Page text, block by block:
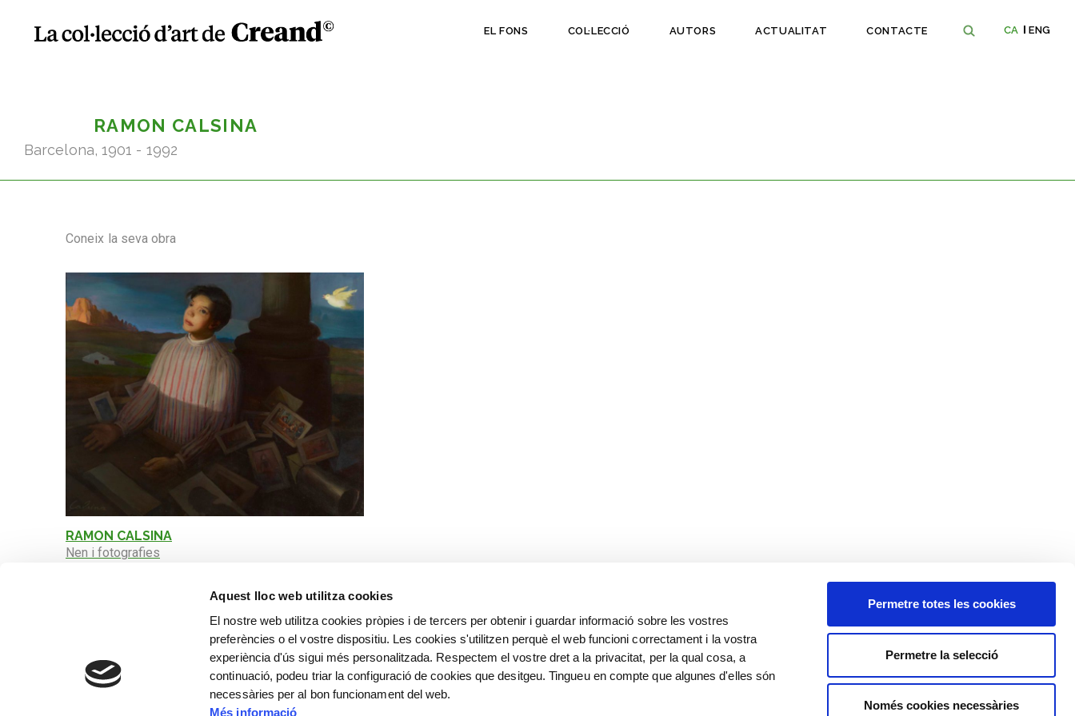
Aquest lloc web utilitza cookies
El nostre web utilitza cookies pròpies i de tercers per obtenir i guardar informació sobre les vostres
preferències o el vostre dispositiu. Les cookies s'utilitzen perquè el web funcioni correctament i la vostra
experiència d'ús sigui més personalitzada. Respectem el vostre dret a la privacitat, per la qual cosa, a
continuació, podeu triar la configuració de cookies que desitgeu. Tingueu en compte que algunes d'elles són
necessàries per al bon funcionament del web.
Més informació
Permetre totes les cookies
Permetre la selecció
Només cookies necessàries
EL FONS COL·LECCIÓ AUTORS ACTUALITAT CONTACTE CA ENG
RAMON CALSINA
Barcelona, 1901 - 1992
Coneix la seva obra
RAMON CALSINA
Nen i fotografies